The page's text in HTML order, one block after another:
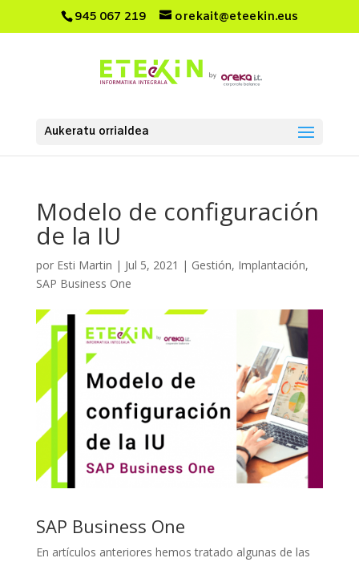
945 067 219 orekait@eteekin.eus
Aukeratu orrialdea
Modelo de configuración
de la IU
por Esti Martin | Jul 5, 2021 | Gestión, Implantación,
SAP Business One
SAP Business One
En artículos anteriores hemos tratado algunas de las